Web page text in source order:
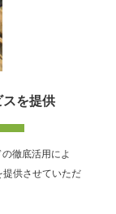
スを提供
徹底活用によ
提供させていただ